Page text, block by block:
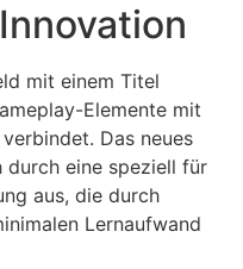
mit einem Titel
Elemente mit
Das neues
durch eine speziell für
aus, die durch
Lernaufwand